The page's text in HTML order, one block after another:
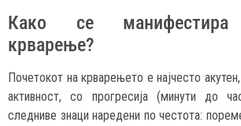
Како се манифестира
крварење?
Почетокот на крварењето е најчесто
активност, со прогресија (минути до
следниве знаци наредени по честота: